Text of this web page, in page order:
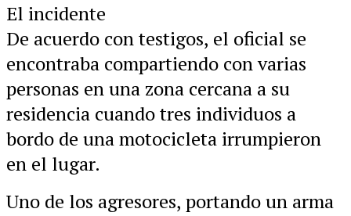
El incidente
De acuerdo con testigos, el oficial se
encontraba compartiendo con varias
personas en una zona cercana a su
residencia cuando tres individuos a
bordo de una motocicleta irrumpieron
en el lugar.
Uno de los agresores, portando un arma